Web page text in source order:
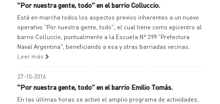
"Por nuestra gente, todo" en el barrio Colluccio.
Está en marcha todos los aspectos previos inherentes a un nuevo
operativo "Por nuestra gente, todo", el cual tiene como epicentro al
barrio Colluccio, puntualmente a la Escuela Nº 399 "Prefectura
Naval Argentina", beneficiando a esa y otras barriadas vecinas.
Leer más
27-10-2016
"Por nuestra gente, todo" en el barrio Emilio Tomás.
En las últimas horas se activó el amplio programa de actividades,